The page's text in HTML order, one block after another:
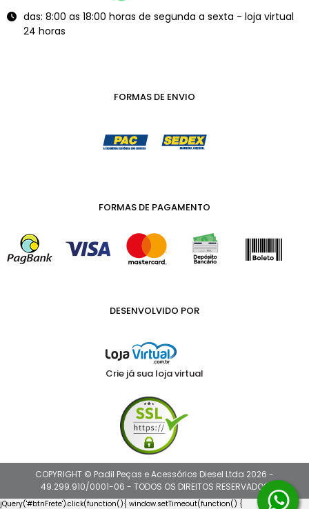
das: 8:00 as 18:00 horas de segunda a sexta - loja virtual
24 horas
FORMAS DE ENVIO
FORMAS DE PAGAMENTO
DESENVOLVIDO POR
Crie já sua loja virtual
COPYRIGHT © Padil Peças e Acessórios Diesel Ltda 2026 -
49.299.910/0001-06 - TODOS OS DIREITOS RESERVADOS
jQuery('#btnFrete').click(function(){ window.setTimeout(function() {